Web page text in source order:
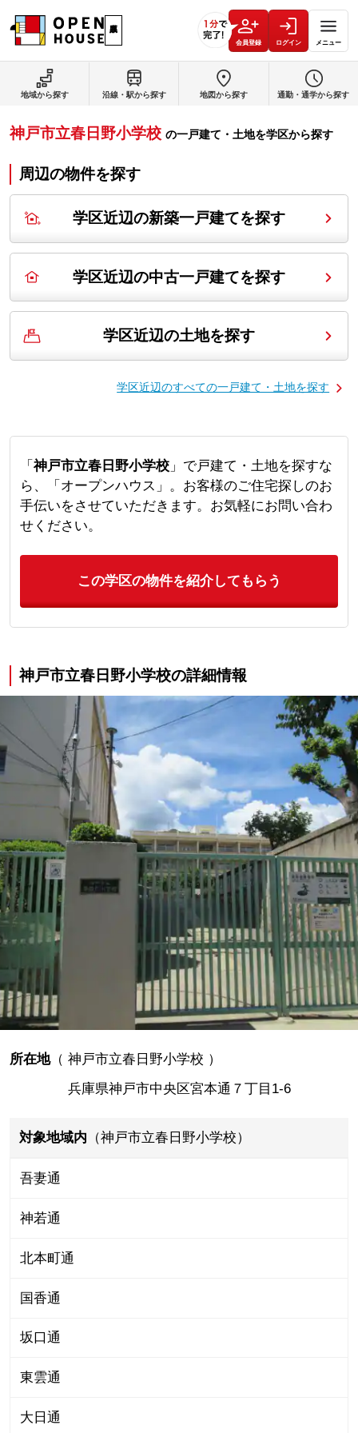
会員登録 ログイン メニュー
地域から探す 沿線・駅から探す 地図から探す 通勤・通学から探す
神戸市立春日野小学校 の一戸建て・土地を学区から探す
周辺の物件を探す
学区近辺の新築一戸建てを探す
学区近辺の中古一戸建てを探す
学区近辺の土地を探す
学区近辺のすべての一戸建て・土地を探す
「神戸市立春日野小学校」で戸建て・土地を探すな
ら、「オープンハウス」。お客様のご住宅探しのお
手伝いをさせていただきます。お気軽にお問い合わ
せください。
この学区の物件を紹介してもらう
神戸市立春日野小学校の詳細情報
所在地（ 神戸市立春日野小学校 ）
兵庫県神戸市中央区宮本通７丁目1-6
対象地域内 （神戸市立春日野小学校）
吾妻通
神若通
北本町通
国香通
坂口通
東雲通
大日通